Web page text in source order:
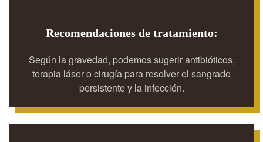
Recomendaciones de tratamiento:
Según la gravedad, podemos sugerir antibióticos,
terapia láser o cirugía para resolver el sangrado
persistente y la infección.